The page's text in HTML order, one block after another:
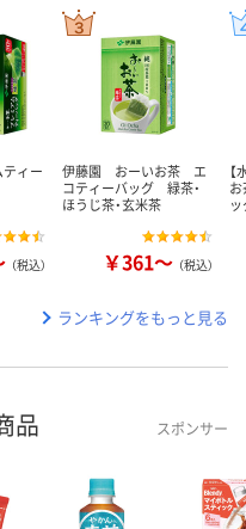
ィー
（税込）
伊藤園 おーいお茶 エ
コティーバッグ 緑茶・
ほうじ茶・玄米茶
￥361～ （税込）
ランキングをもっと見る
品 スポンサー